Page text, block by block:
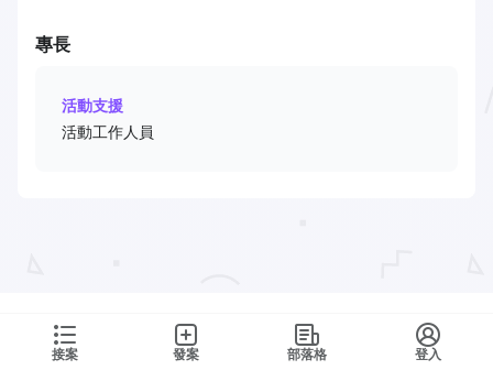
接案 發案 部落格 登入
專長
活動支援
活動工作人員